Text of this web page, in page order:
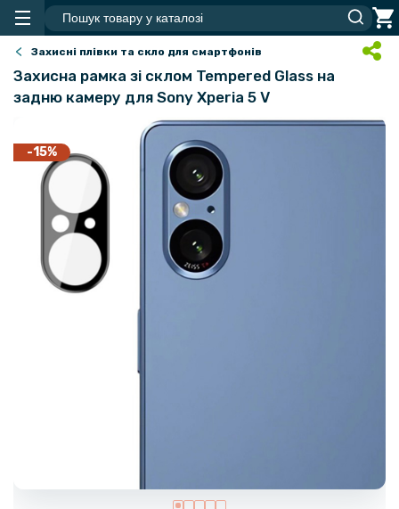
Захисні плівки та скло для смартфонів
Захисна рамка зі склом Tempered Glass на
задню камеру для Sony Xperia 5 V
-15%